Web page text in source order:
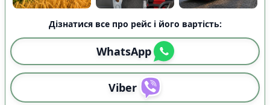
Дізнатися все про рейс і його вартість:
WhatsApp
Viber